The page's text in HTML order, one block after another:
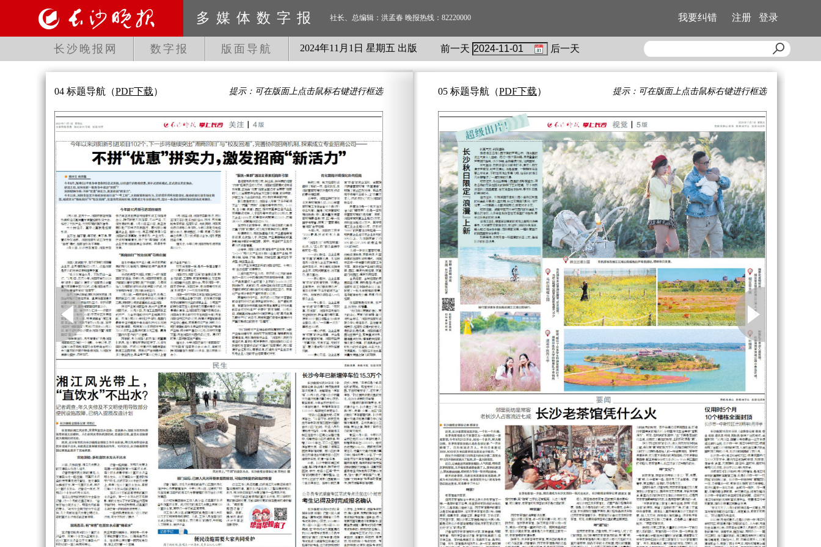
多媒体数字报 社长、总编辑：洪孟春 晚报热线：82220000 我要纠错 注册 登录
长沙晚报网 数字报 版面导航 2024年11 月 1 日 星期五 出版 前一天 后一天
04 标题导航 （PDF下载） 提示：可在版面上点击鼠标右键进行框选 05 标题导航 （PDF下载） 提示：可在版面上点击鼠标右键进行框选